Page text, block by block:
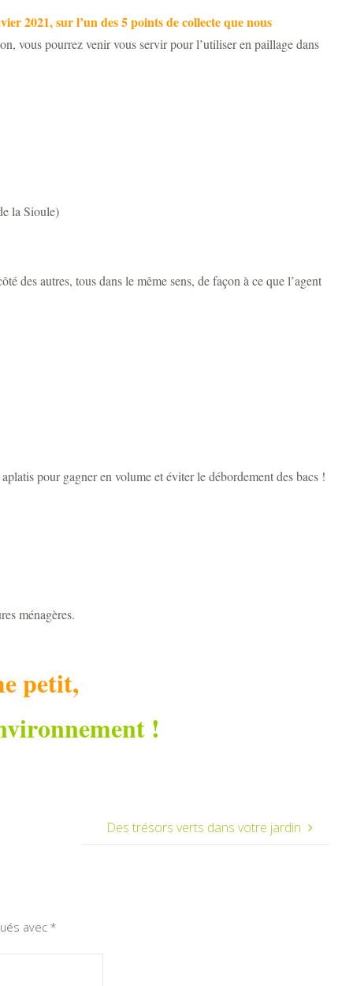
2021, sur l’un des 5 points de collecte que nous
vous pourrez venir vous servir pour l’utiliser en paillage dans
la Sioule)
des autres, tous dans le même sens, de façon à ce que l’agent
pour gagner en volume et éviter le débordement des bacs !
ménagères.
petit,
!
Des trésors verts dans votre jardin
avec *